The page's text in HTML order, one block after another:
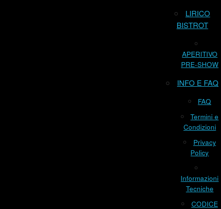
LIRICO
BISTROT
APERITIVO
PRE-SHOW
INFO E FAQ
FAQ
Termini e
Condizioni
Privacy
Policy
Informazioni
Tecniche
CODICE